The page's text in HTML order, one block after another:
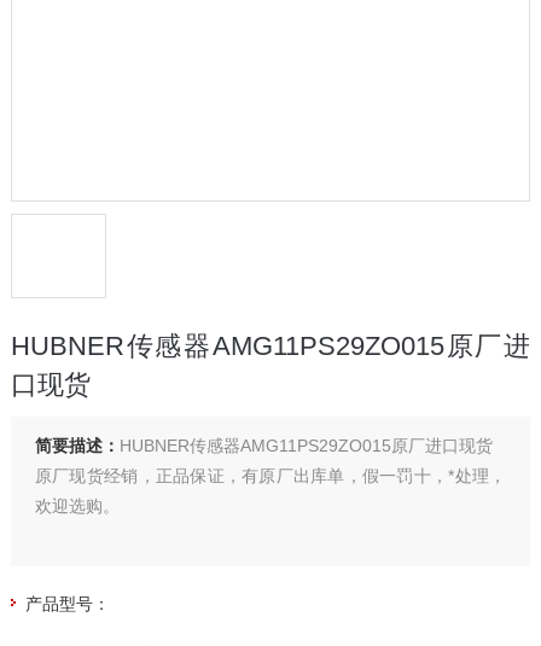
HUBNER传感器AMG11PS29ZO015原厂进
口现货
简要描述： HUBNER传感器AMG11PS29ZO015原厂进口现货
原厂现货经销，正品保证，有原厂出库单，假一罚十，*处理，
欢迎选购。
产品型号：